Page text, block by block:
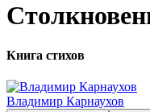
Книга стихов
Владимир Карнаухов